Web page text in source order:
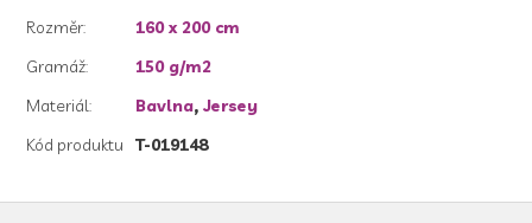
Rozměr:
160 x 200 cm
Gramáž:
150 g/m2
Materiál: Bavlna, Jersey
Kód produktu
T-019148